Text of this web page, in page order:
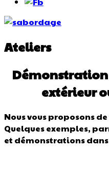
Ateliers
extérieur
Nous vous proposons
Quelques exemples,
et démonstrations